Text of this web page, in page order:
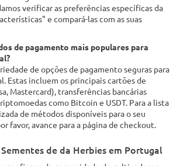
verificar as preferências específicas da
e compará-las com as suas
de pagamento mais populares para
de opções de pagamento seguras para
Estas incluem os principais cartões de
Mastercard), transferências bancárias
como Bitcoin e USDT. Para a lista
de métodos disponíveis para o seu
favor, avance para a página de checkout.
de da Herbies em Portugal